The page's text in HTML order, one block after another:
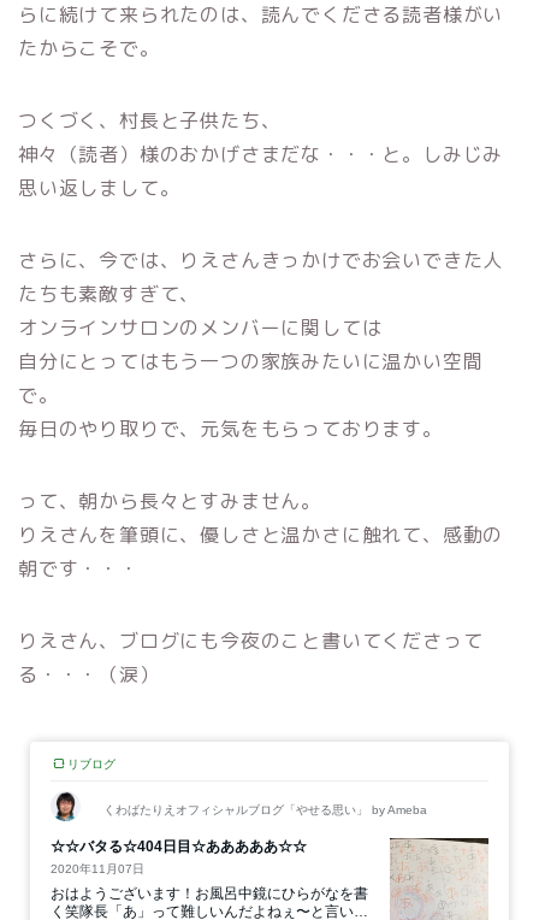
らに続けて来られたのは、読んでくださる読者様がい
たからこそで。
つくづく、村長と子供たち、
神々（読者）様のおかげさまだな・・・と。しみじみ
思い返しまして。
さらに、今では、
りえさんきっかけでお会いできた人
たちも素敵すぎて、
オンラインサロンのメンバーに関しては
自分にとってはもう一つの家族みたいに温かい空間
で。
毎日のやり取りで、元気をもらっております。
って、朝から長々とすみません。
りえさんを筆頭に、優しさと温かさに触れて、感動の
朝です・・・
りえさん、ブログにも今夜のこと書いてくださって
る・・・（涙）